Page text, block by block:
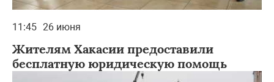
11:45 26 июня
Жителям Хакасии предоставили
бесплатную юридическую помощь